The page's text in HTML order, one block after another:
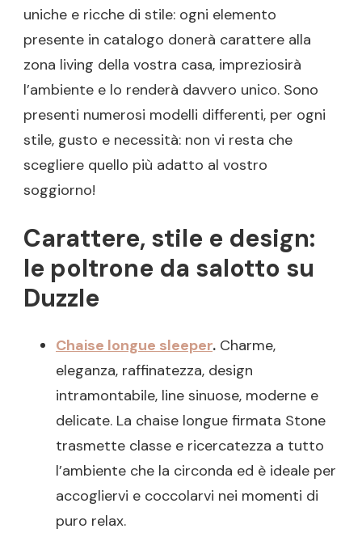
uniche e ricche di stile: ogni elemento
presente in catalogo donerà carattere alla
zona living della vostra casa, impreziosirà
l’ambiente e lo renderà davvero unico. Sono
presenti numerosi modelli differenti, per ogni
stile, gusto e necessità: non vi resta che
scegliere quello più adatto al vostro
soggiorno!
Carattere, stile e design:
le poltrone da salotto su
Duzzle
Chaise longue sleeper. Charme,
eleganza, raffinatezza, design
intramontabile, line sinuose, moderne e
delicate. La chaise longue firmata Stone
trasmette classe e ricercatezza a tutto
l’ambiente che la circonda ed è ideale per
accogliervi e coccolarvi nei momenti di
puro relax.